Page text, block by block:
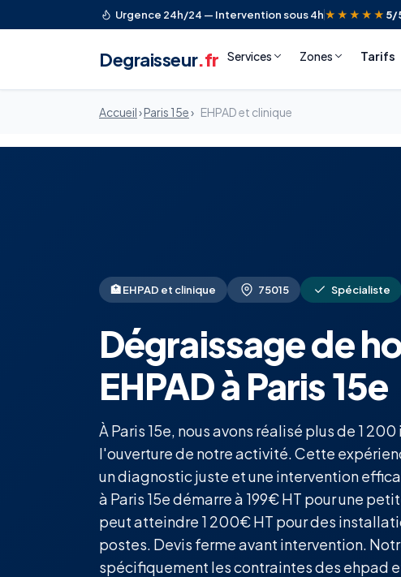
Urgence 24h/24 — Intervention sous 4h★★★★★ 5/
Degraisseur.fr Services Zones Tarifs
Accueil›Paris 15e› EHPAD et clinique
🏥 EHPAD et clinique 75015 Spécialiste
Dégraissage de
EHPAD à Paris 15e
À Paris 15e, nous avons réalisé plus de 1
l'ouverture de notre activité. Cette
un diagnostic juste et une intervention
à Paris 15e démarre à 199€ HT pour une
peut atteindre 1 200€ HT pour des
postes. Devis ferme avant intervention.
spécifiquement les contraintes des ehpad